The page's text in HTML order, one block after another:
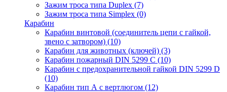
Зажим троса типа Duplex (7)
Зажим троса типа Simplex (0)
Карабин
Карабин винтовой (соединитель цепи с гайкой,
звено с затвором) (10)
Карабин для животных (ключей) (3)
Карабин пожарный DIN 5299 C (10)
Карабин с предохранительной гайкой DIN 5299 D
(10)
Карабин тип А с вертлюгом (12)